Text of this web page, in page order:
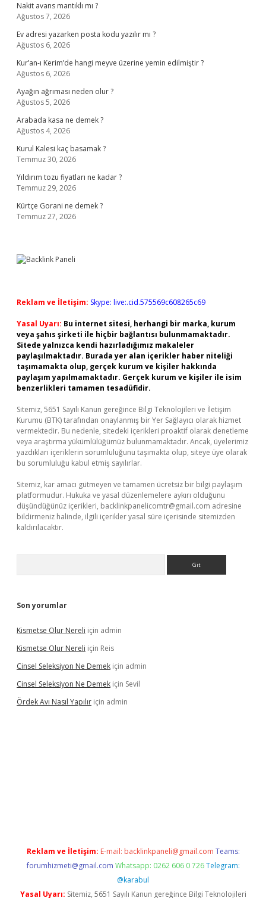
Nakit avans mantıklı mı ?
Ağustos 7, 2026
Ev adresi yazarken posta kodu yazılır mı ?
Ağustos 6, 2026
Kur’an-ı Kerim’de hangi meyve üzerine yemin edilmiştir ?
Ağustos 6, 2026
Ayağın ağrıması neden olur ?
Ağustos 5, 2026
Arabada kasa ne demek ?
Ağustos 4, 2026
Kurul Kalesi kaç basamak ?
Temmuz 30, 2026
Yıldırım tozu fiyatları ne kadar ?
Temmuz 29, 2026
Kürtçe Gorani ne demek ?
Temmuz 27, 2026
Reklam ve İletişim: Skype: live:.cid.575569c608265c69
Yasal Uyarı: Bu internet sitesi, herhangi bir marka, kurum
veya şahıs şirketi ile hiçbir bağlantısı bulunmamaktadır.
Sitede yalnızca kendi hazırladığımız makaleler
paylaşılmaktadır. Burada yer alan içerikler haber niteliği
taşımamakta olup, gerçek kurum ve kişiler hakkında
paylaşım yapılmamaktadır. Gerçek kurum ve kişiler ile isim
benzerlikleri tamamen tesadüfidir.
Sitemiz, 5651 Sayılı Kanun gereğince Bilgi Teknolojileri ve İletişim
Kurumu (BTK) tarafından onaylanmış bir Yer Sağlayıcı olarak hizmet
vermektedir. Bu nedenle, sitedeki içerikleri proaktif olarak denetleme
veya araştırma yükümlülüğümüz bulunmamaktadır. Ancak, üyelerimiz
yazdıkları içeriklerin sorumluluğunu taşımakta olup, siteye üye olarak
bu sorumluluğu kabul etmiş sayılırlar.
Sitemiz, kar amacı gütmeyen ve tamamen ücretsiz bir bilgi paylaşım
platformudur. Hukuka ve yasal düzenlemelere aykırı olduğunu
düşündüğünüz içerikleri, backlinkpanelicomtr@gmail.com adresine
bildirmeniz halinde, ilgili içerikler yasal süre içerisinde sitemizden
kaldırılacaktır.
Son yorumlar
Kismetse Olur Nereli için admin
Kismetse Olur Nereli için Reis
Cinsel Seleksiyon Ne Demek için admin
Cinsel Seleksiyon Ne Demek için Sevil
Ördek Avı Nasıl Yapılır için admin
Reklam ve İletişim: E-mail: backlinkpaneli@gmail.com Teams:
forumhizmeti@gmail.com Whatsapp: 0262 606 0 726 Telegram:
@karabul
Yasal Uyarı: Sitemiz, 5651 Sayılı Kanun gereğince Bilgi Teknolojileri